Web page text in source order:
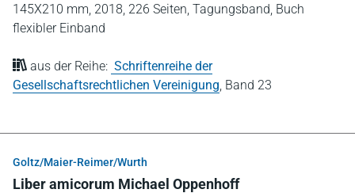
145X210 mm, 2018, 226 Seiten, Tagungsband, Buch
flexibler Einband
aus der Reihe: Schriftenreihe der
Gesellschaftsrechtlichen Vereinigung Band 23
Goltz/Maier-Reimer/Wurth
Liber amicorum Michael Oppenhoff